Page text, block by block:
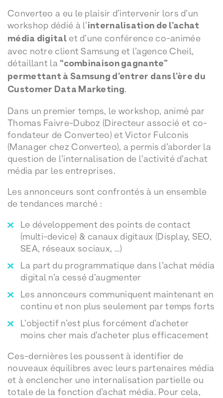
Converteo a eu le plaisir d’intervenir lors d’un
workshop dédié à l’internalisation de l’achat
média digitalet d’une conférence co-animée
avec notre client Samsung et l’agence Cheil,
détaillant la “combinaison gagnante”
permettant à Samsung d’entrer dans l’ère du
Customer Data Marketing.
Dans un premier temps, le workshop, animé par
Thomas Faivre-Duboz (Directeur associé et co-
fondateur de Converteo) et Victor Fulconis
(Manager chez Converteo), a permis d’aborder la
question de l’internalisation de l’activité d’achat
média par les entreprises.
Les annonceurs sont confrontés à un ensemble
de tendances marché :
Le développement des points de contact
(multi-device) & canaux digitaux (Display, SEO,
SEA, réseaux sociaux, …)
La part du programmatique dans l’achat média
digital n’a cessé d’augmenter
Les annonceurs communiquent maintenant en
continu et non plus seulement par temps forts
L’objectif n’est plus forcément d’acheter
moins cher mais d’acheter plus efficacement
Ces-dernières les poussent à identifier de
nouveaux équilibres avec leurs partenaires média
et à enclencher une internalisation partielle ou
totale de la fonction d’achat média. Pour cela,